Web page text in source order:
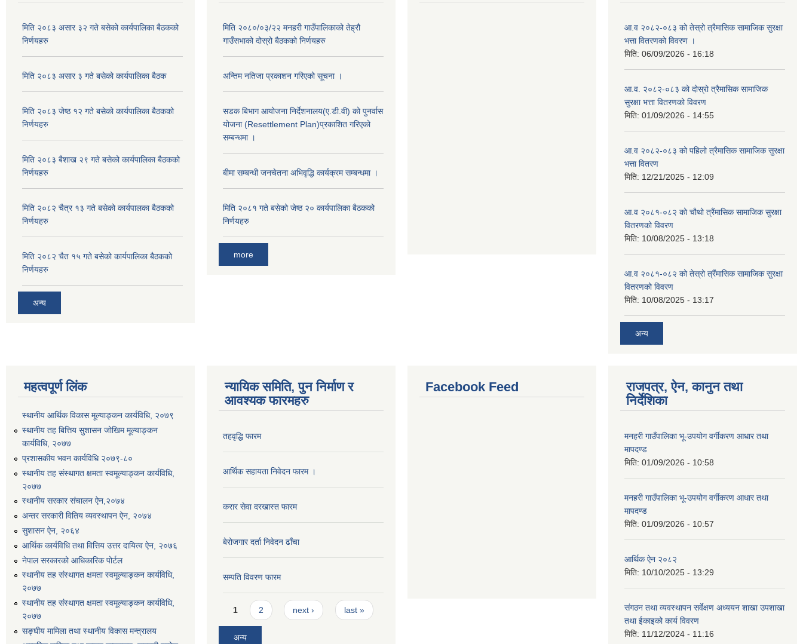
मिति २०८३ असार ३२ गते बसेको कार्यपालिका बैठकको
निर्णयहरु
मिति २०८३ असार ३ गते बसेको कार्यपालिका बैठक
मिति २०८३ जेष्ठ १२ गते बसेको कार्यपालिका बैठकको
निर्णयहरु
मिति २०८३ बैशाख २९ गते बसेको कार्यपालिका बैठकको
निर्णयहरु
मिति २०८२ चैत्र १३ गते बसेको कार्यपालका बैठकको
निर्णयहरु
मिति २०८२ चैत १५ गते बसेको कार्यपालिका बैठकको
निर्णयहरु
अन्य
मिति २०८०/०३/२२ मनहरी गाउँपालिकाको तेह्रौ
गाउँसभाको दोस्रो बैठकको निर्णयहरु
अन्तिम नतिजा प्रकाशन गरिएको सूचना ।
सडक बिभाग आयोजना निर्देशनालय(ए.डी.वी) को पुनर्वास
योजना (Resettlement Plan)प्रकाशित गरिएको
सम्बन्धमा ।
बीमा सम्बन्धी जनचेतना अभिवृद्धि कार्यक्रम सम्बन्धमा ।
मिति २०८१ गते बसेको जेष्ठ २० कार्यपालिका बैठकको
निर्णयहरु
more
आ.व २०८२-०८३ को तेस्रो त्रैमासिक सामाजिक सुरक्षा
भत्ता वितरणको विवरण ।
मिति: 06/09/2026 - 16:18
आ.व. २०८२-०८३ को दोस्रो त्रैमासिक सामाजिक
सुरक्षा भत्ता वितरणको विवरण
मिति: 01/09/2026 - 14:55
आ.व २०८२-०८३ को पहिलो त्रैमासिक सामाजिक सुरक्षा
भत्ता वितरण
मिति: 12/21/2025 - 12:09
आ.व २०८१-०८२ को चौथो त्रैंमासिक सामाजिक सुरक्षा
वितरणको विवरण
मिति: 10/08/2025 - 13:18
आ.व २०८१-०८२ को तेस्रो त्रैंमासिक सामाजिक सुरक्षा
वितरणको विवरण
मिति: 10/08/2025 - 13:17
अन्य
महत्वपूर्ण लिंक
स्थानीय आर्थिक विकास मूल्याङ्कन कार्यविधि, २०७९
स्थानीय तह बित्तिय सुशासन जोखिम मूल्याङ्कन
कार्यविधि, २०७७
प्रशासकीय भवन कार्यविधि २०७९-८०
स्थानीय तह संस्थागत क्षमता स्वमूल्याङ्कन कार्यविधि,
२०७७
स्थानीय सरकार संचालन ऐन,२०७४
अन्तर सरकारी वितिय व्यवस्थापन ऐन, २०७४
सुशासन ऐन, २०६४
आर्थिक कार्यविधि तथा वित्तिय उत्तर दायित्व ऐन, २०७६
नेपाल सरकारको आधिकारिक पोर्टल
स्थानीय तह संस्थागत क्षमता स्वमूल्याङ्कन कार्यविधि,
२०७७
स्थानीय तह संस्थागत क्षमता स्वमूल्याङ्कन कार्यविधि,
२०७७
सङ्घीय मामिला तथा स्थानीय विकास मन्त्रालय
न्यायिक समिति, पुन निर्माण र
आवश्यक फारमहरु
तहवृद्धि फारम
आर्थिक सहायता निवेदन फारम ।
करार सेवा दरखास्त फारम
बेरोजगार दर्ता निवेदन ढाँचा
सम्पति विवरण फारम
Pages
1 2 next › last »
अन्य
Facebook Feed
राजपत्र, ऐन, कानुन तथा
निर्देशिका
मनहरी गाउँपालिका भू-उपयोग वर्गीकरण आधार तथा
मापदण्ड
मिति: 01/09/2026 - 10:58
मनहरी गाउँपालिका भू-उपयोग वर्गीकरण आधार तथा
मापदण्ड
मिति: 01/09/2026 - 10:57
आर्थिक ऐन २०८२
मिति: 10/10/2025 - 13:29
संगठन तथा व्यवस्थापन सर्वेक्षण अध्ययन शाखा उपशाखा
तथा ईकाइको कार्य विवरण
मिति: 11/12/2024 - 11:16